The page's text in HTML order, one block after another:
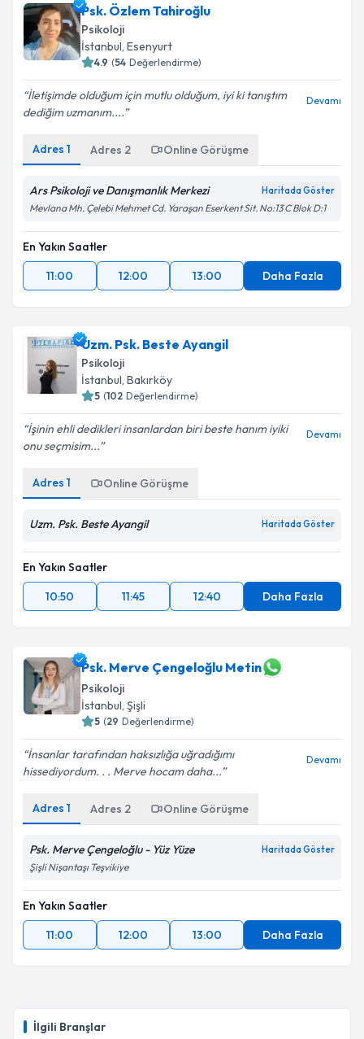
İlgili Branşlar
Psk. Özlem Tahiroğlu
Psikoloji
İstanbul, Esenyurt
4.9 (54 Değerlendirme)
İletişimde olduğum için mutlu olduğum, iyi ki tanıştım
dediğim uzmanım....
Devamı
Adres 1 Adres 2 Online Görüşme
Ars Psikoloji ve Danışmanlık Merkezi Haritada Göster
Mevlana Mh. Çelebi Mehmet Cd. Yaraşan Eserkent Sit. No:13 C Blok D:1
En Yakın Saatler
11:00
12:00 13:00 Daha Fazla
Uzm. Psk. Beste Ayangil
Psikoloji
İstanbul, Bakırköy
5 (102 Değerlendirme)
İşinin ehli dedikleri insanlardan biri beste hanım iyiki
onu seçmisim...
Devamı
Adres 1 Online Görüşme
Uzm. Psk. Beste Ayangil Haritada Göster
En Yakın Saatler
10:50
11:45 12:40 Daha Fazla
Psk. Merve Çengeloğlu Metin
Psikoloji
İstanbul, Şişli
5 (29 Değerlendirme)
İnsanlar tarafından haksızlığa uğradığımı
hissediyordum. . . Merve hocam daha...
Devamı
Adres 1 Adres 2 Online Görüşme
Psk. Merve Çengeloğlu - Yüz Yüze Haritada Göster
Şişli Nişantaşı Teşvikiye
En Yakın Saatler
11:00
12:00 13:00 Daha Fazla